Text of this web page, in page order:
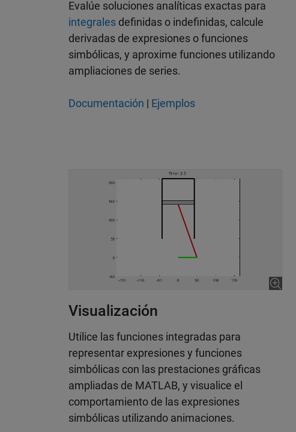
Evalúe soluciones analíticas exactas para
integrales definidas o indefinidas, calcule
derivadas de expresiones o funciones
simbólicas, y aproxime funciones utilizando
ampliaciones de series.
Documentación | Ejemplos
Visualización
Utilice las funciones integradas para
representar expresiones y funciones
simbólicas con las prestaciones gráficas
ampliadas de MATLAB, y visualice el
comportamiento de las expresiones
simbólicas utilizando animaciones.